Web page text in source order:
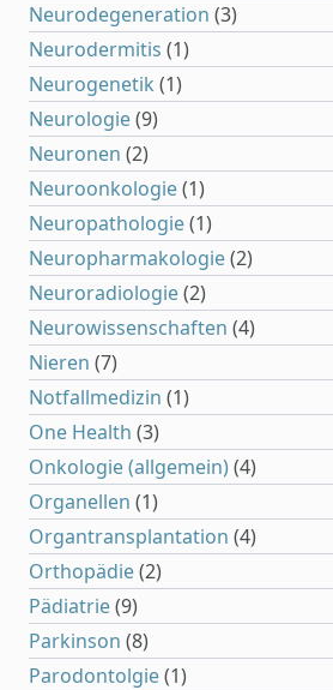
Neurodegeneration (3)
Neurodermitis (1)
Neurogenetik (1)
Neurologie(9)
Neuronen (2)
Neuroonkologie(1)
Neuropathologie(1)
Neuropharmakologie(2)
Neuroradiologie(2)
Neurowissenschaften (4)
Nieren (7)
Notfallmedizin (1)
One Health (3)
Onkologie (allgemein)(4)
Organellen (1)
Organtransplantation (4)
Orthopädie(2)
Pädiatrie(9)
Parkinson (8)
Parodontolgie(1)